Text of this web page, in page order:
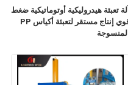
آلة تعبئة هيدروليكية أوتوماتيكية ضغط
قوي إنتاج مستقر لتعبئة أكياس PP
المنسوجة